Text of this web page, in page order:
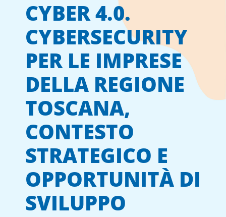
CYBER 4.0.
CYBERSECURITY
PER LE IMPRESE
DELLA REGIONE
TOSCANA,
CONTESTO
STRATEGICO E
OPPORTUNITÀ DI
SVILUPPO